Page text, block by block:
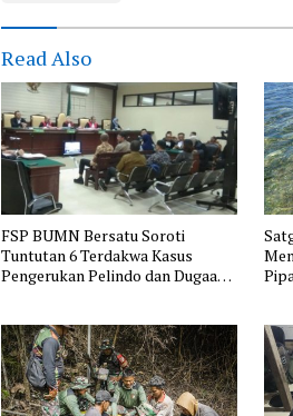
Read Also
FSP BUMN Bersatu Soroti
Tuntutan 6 Terdakwa Kasus
Pengerukan Pelindo dan Dugaan